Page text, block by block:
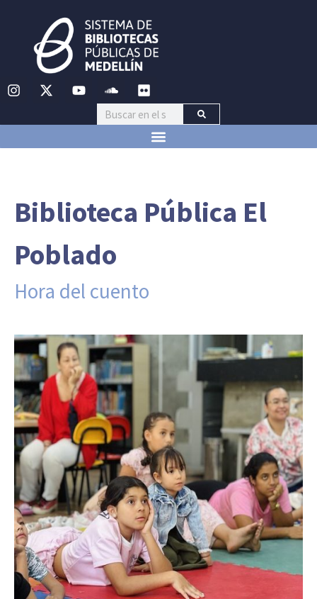
Biblioteca Pública El
Poblado
Hora del cuento